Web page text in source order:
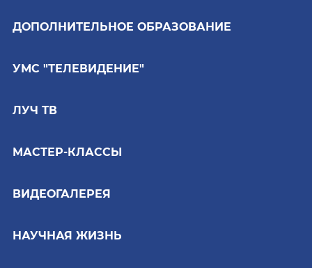
ДОПОЛНИТЕЛЬНОЕ ОБРАЗОВАНИЕ
УМС "ТЕЛЕВИДЕНИЕ"
ЛУЧ ТВ
МАСТЕР-КЛАССЫ
ВИДЕОГАЛЕРЕЯ
НАУЧНАЯ ЖИЗНЬ